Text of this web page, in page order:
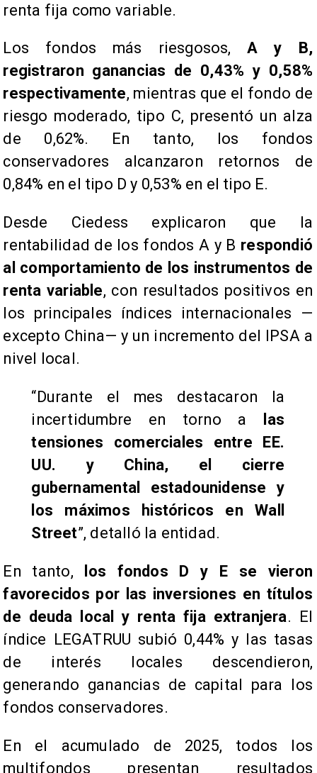
renta fija como variable.
Los fondos más riesgosos,A y B,
registraron ganancias de 0,43% y 0,58%
respectivamente, mientras que el fondo de
riesgo moderado, tipo C, presentó un alza
de 0,62%. En tanto, los fondos
conservadores alcanzaron retornos de
0,84% en el tipo D y 0,53% en el tipo E.
Desde Ciedess explicaron que la
rentabilidad de los fondos A y B respondió
al comportamiento de los instrumentos de
renta variable, con resultados positivos en
los principales índices internacionales —
excepto China— y un incremento del IPSA a
nivel local.
“Durante el mes destacaron la
incertidumbre en torno a
las
tensiones comerciales entre EE.
UU. y China, el cierre
gubernamental estadounidense y
los máximos históricos en Wall
Street”, detalló la entidad.
En tanto,
los fondos D y E se vieron
favorecidos por las inversiones en títulos
de deuda local y renta fija extranjera. El
índice LEGATRUU subió 0,44% y las tasas
de interés locales descendieron,
generando ganancias de capital para los
fondos conservadores.
En el acumulado de 2025, todos los
multifondos presentan resultados